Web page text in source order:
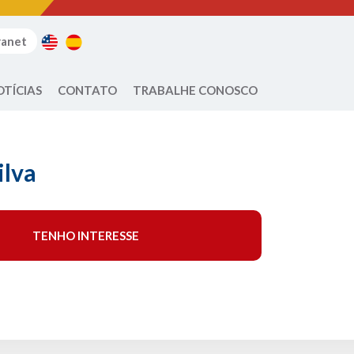
CONTATO TRABALHE CONOSCO
TENHO INTERESSE